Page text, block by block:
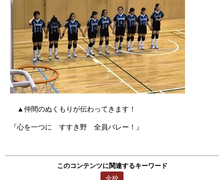
▲仲間のぬくもりが伝わってきます！
『心を一つに すすき野 全員バレー！』
このコンテンツに関連するキーワード
全校